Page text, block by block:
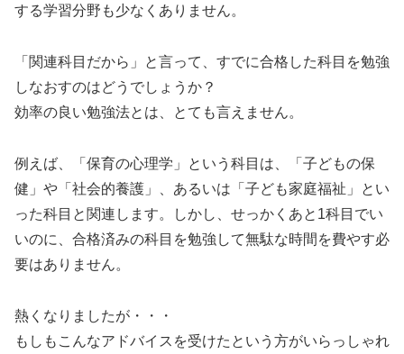
する学習分野も少なくありません。
「関連科目だから」と言って、すでに合格した科目を勉強
しなおすのはどうでしょうか？
効率の良い勉強法とは、とても言えません。
例えば、「保育の心理学」という科目は、「子どもの保
健」や「社会的養護」、あるいは「子ども家庭福祉」とい
った科目と関連します。しかし、せっかくあと1科目でい
いのに、合格済みの科目を勉強して無駄な時間を費やす必
要はありません。
熱くなりましたが・・・
もしもこんなアドバイスを受けたという方がいらっしゃれ